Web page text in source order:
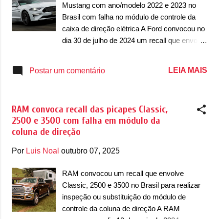
indicadoras de direção (seta), podendo
ocorrer a sinalização incorreta da intenção do
motorista na condução do veículo, com risco
ocupantes do veículo ou a terceiros” . A
Mustang com ano/modelo 2022 e 2023 no
Brasil com falha no módulo de controle da
caixa de direção elétrica A Ford convocou no
dia 30 de julho de 2024 um recall que envolve
chamado, o recall vai reparar o módulo de
ano/modelo 2022 foram produzidas entre 11
de outubro de 2022 até 23 de novembro de
2022, enquanto as unidades com ano/modelo
2023 foram feitas entre 15 de novembro de
destacou em comunicado que, “a caixa de
direção elétrica pode não funcionar
corretamente em razão de uma falha na
calibração do módulo de controle” . Caso o
proprietário não compareça para realizar o
Postar um comentário LEIA MAIS
RAM convoca recall das picapes Classic,
2500 e 3500 com falha em módulo da
coluna de direção
Por Luis Noal outubro 07, 2025
RAM convocou um recall que envolve
Classic, 2500 e 3500 no Brasil para realizar
inspeção ou substituição do módulo de
controle da coluna de direção A RAM